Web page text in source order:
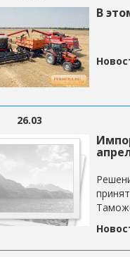
В
26.03